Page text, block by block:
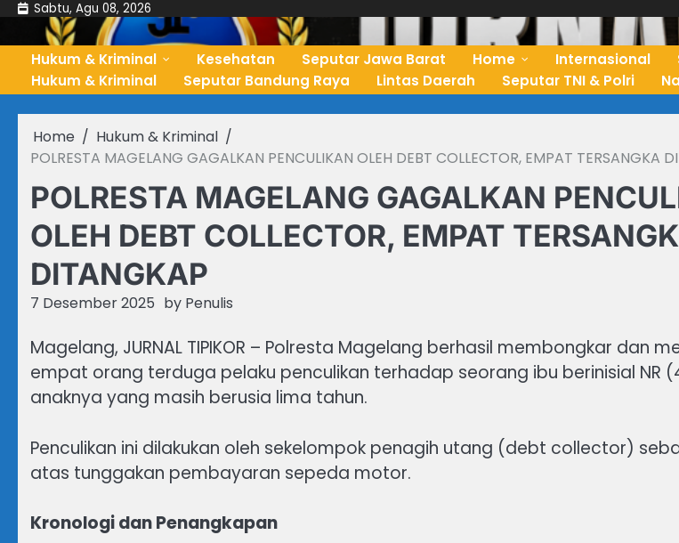
Skip
content
Sabtu, Agu 08, 2026
Hukum & Kriminal Kesehatan Seputar Jawa Barat Home Internasional
Hukum & Kriminal
Seputar Bandung Raya Lintas Daerah Seputar TNI & Polri
Home
Hukum & Kriminal
POLRESTA MAGELANG GAGALKAN PENCULIKAN OLEH DEBT COLLECTOR, EMPAT TERSANGKA
POLRESTA MAGELANG GAGALKAN
OLEH DEBT COLLECTOR, EMPAT
DITANGKAP
7 Desember 2025 by Penulis
Magelang, JURNAL TIPIKOR – Polresta Magelang berhasil membongkar dan
empat orang terduga pelaku penculikan terhadap seorang ibu berinisial NR
anaknya yang masih berusia lima tahun.
Penculikan ini dilakukan oleh sekelompok penagih utang (debt collector)
atas tunggakan pembayaran sepeda motor.
Kronologi dan Penangkapan